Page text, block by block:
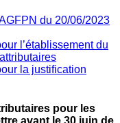
du 20/06/2023
l’établissement du
la justification
pour les